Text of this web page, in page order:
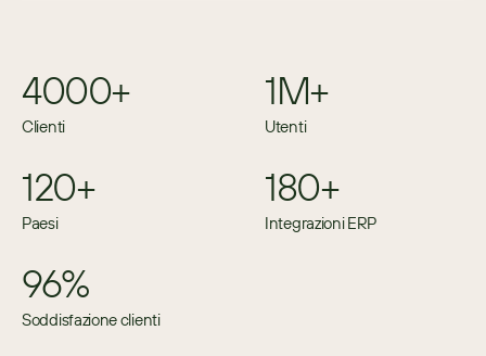
4000+
Clienti
1M+
Utenti
120+
Paesi
180+
Integrazioni ERP
96%
Soddisfazione clienti